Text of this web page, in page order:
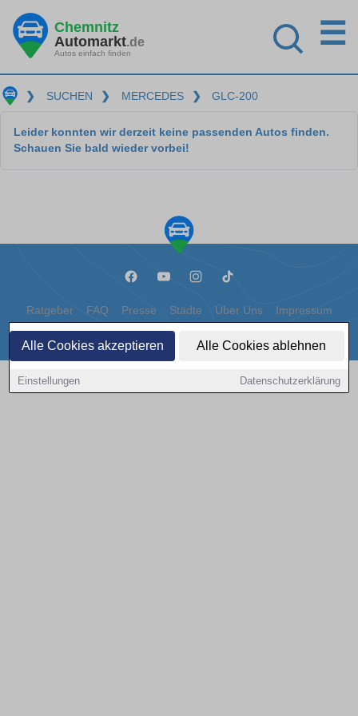
Alle Cookies akzeptieren Alle Cookies ablehnen
Einstellungen Datenschutzerklärung
Chemnitz
Automarkt.de
Autos einfach finden
☰
❯ SUCHEN ❯ MERCEDES ❯ GLC-200
Leider konnten wir derzeit keine passenden Autos finden.
Schauen Sie bald wieder vorbei!
Ratgeber FAQ Presse Städte Über Uns Impressum
Datenschutz Cookies
Copyright © 2000 - 2026 | 1A Infosysteme GmbH | Content by: 1a-sites-autos